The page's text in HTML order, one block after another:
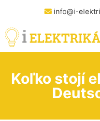
info@i-
Koľko stojí